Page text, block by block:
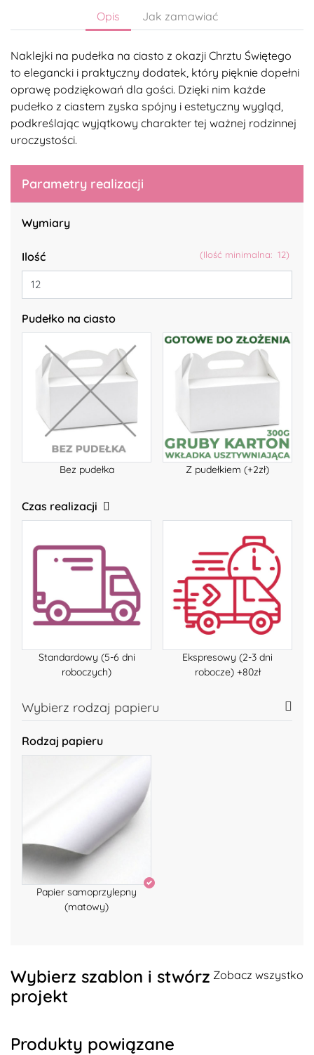
Opis Jak zamawiać
Naklejki na pudełka na ciasto z okazji Chrztu Świętego
to elegancki i praktyczny dodatek, który pięknie dopełni
oprawę podziękowań dla gości. Dzięki nim każde
pudełko z ciastem zyska spójny i estetyczny wygląd,
podkreślając wyjątkowy charakter tej ważnej rodzinnej
uroczystości.
Parametry realizacji
Wymiary
(Ilość minimalna: 12)
Ilość
Pudełko na ciasto
Bez pudełka Z pudełkiem (+2zł)
Czas realizacji
Standardowy (5-6 dni
roboczych)
Ekspresowy (2-3 dni
robocze) +80zł
Wybierz rodzaj papieru
Rodzaj papieru
Papier samoprzylepny
(matowy)
Zobacz wszystko
Wybierz szablon i stwórz
projekt
Produkty powiązane